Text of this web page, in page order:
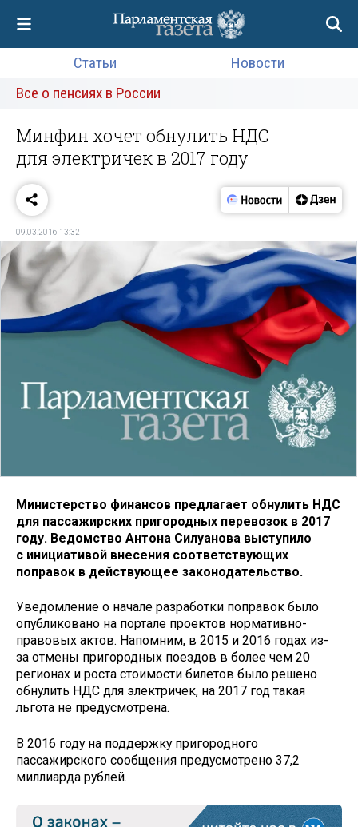
Статьи
Новости
Все о пенсиях в России
Минфин хочет обнулить НДС
для электричек в 2017 году
09.03.2016 13:32
Министерство финансов предлагает обнулить НДС
для пассажирских пригородных перевозок в 2017
году. Ведомство Антона Силуанова выступило
с инициативой внесения соответствующих
поправок в действующее законодательство.
Уведомление о начале разработки поправок было
опубликовано на портале проектов нормативно-
правовых актов. Напомним, в 2015 и 2016 годах из-
за отмены пригородных поездов в более чем 20
регионах и роста стоимости билетов было решено
обнулить НДС для электричек, на 2017 год такая
льгота не предусмотрена.
В 2016 году на поддержку пригородного
пассажирского сообщения предусмотрено 37,2
миллиарда рублей.